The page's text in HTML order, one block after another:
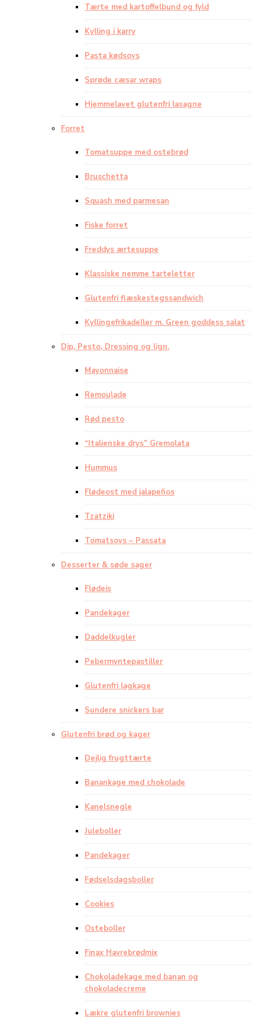
Tærte med kartoffelbund og fyld
Kylling i karry
Pasta kødsovs
Sprøde cæsar wraps
Hjemmelavet glutenfri lasagne
Forret
Tomatsuppe med ostebrød
Bruschetta
Squash med parmesan
Fiske forret
Freddys ærtesuppe
Klassiske nemme tarteletter
Glutenfri flæskestegssandwich
Kyllingefrikadeller m. Green goddess salat
Dip, Pesto, Dressing og lign.
Mayonnaise
Remoulade
Rød pesto
“Italienske drys” Gremolata
Hummus
Flødeost med jalapeños
Tzatziki
Tomatsovs – Passata
Desserter & søde sager
Flødeis
Pandekager
Daddelkugler
Pebermyntepastiller
Glutenfri lagkage
Sundere snickers bar
Glutenfri brød og kager
Dejlig frugttærte
Banankage med chokolade
Kanelsnegle
Juleboller
Pandekager
Fødselsdagsboller
Cookies
Osteboller
Finax Havrebrødmix
Chokoladekage med banan og
chokoladecreme
Lækre glutenfri brownies